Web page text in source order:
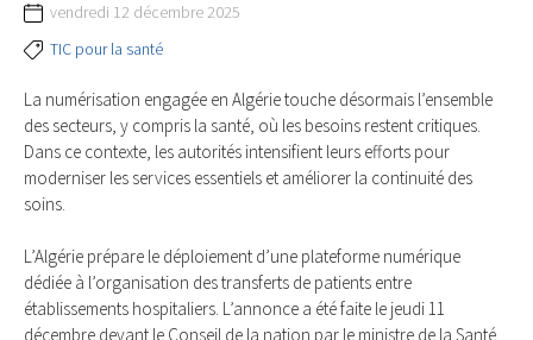
vendredi 12 décembre 2025
TIC pour la santé
La numérisation engagée en Algérie touche désormais l’ensemble
des secteurs, y compris la santé, où les besoins restent critiques.
Dans ce contexte, les autorités intensifient leurs efforts pour
moderniser les services essentiels et améliorer la continuité des
soins.
L’Algérie prépare le déploiement d’une plateforme numérique
dédiée à l’organisation des transferts de patients entre
établissements hospitaliers. L’annonce a été faite le jeudi 11
décembre devant le Conseil de la nation par le ministre de la Santé,